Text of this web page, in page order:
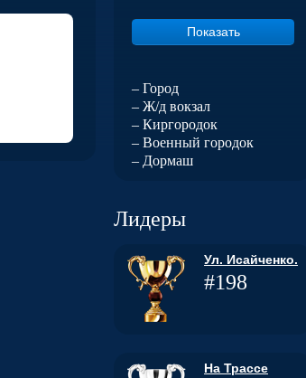
– Город
– Ж/д вокзал
– Киргородок
– Военный городок
– Дормаш
Лидеры
Ул. Исайченко.
#198
На Трассе